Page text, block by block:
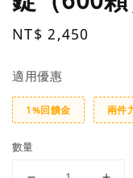
Regular
NT$ 2,450
適用優惠
1%回饋金 兩件
數量